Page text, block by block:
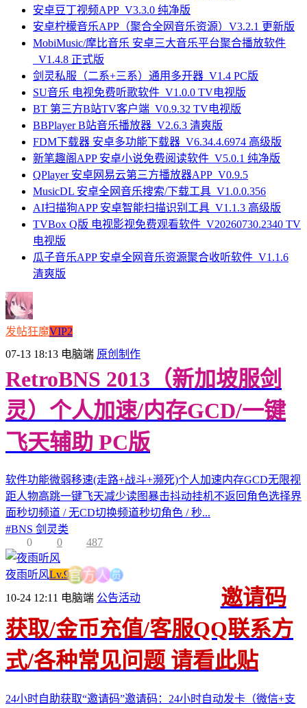
安卓豆丁视频APP_V3.3.0 纯净版
安卓柠檬音乐APP（聚合全网音乐资源）V3.2.1 更新版
MobiMusic/摩比音乐 安卓三大音乐平台聚合播放软件
_V1.4.8 正式版
剑灵私服（二系+三系）通用多开器_V1.4 PC版
SU音乐 电视免费听歌软件_V1.0.0 TV电视版
BT 第三方B站TV客户端_V0.9.32 TV电视版
BBPlayer B站音乐播放器_V2.6.3 清爽版
FDM下载器 安卓多功能下载器_V6.34.4.6974 高级版
新笔趣阁APP 安卓小说免费阅读软件_V5.0.1 纯净版
QPlayer 安卓网易云第三方播放器APP_V0.9.5
MusicDL 安卓全网音乐搜索/下载工具_V1.0.0.356
AI扫描狗APP 安卓智能扫描识别工具_V1.1.3 高级版
TVBox Q版 电视影视免费观看软件_V20260730.2340 TV
电视版
瓜子音乐APP 安卓全网音乐资源聚合收听软件_V1.1.6
清爽版
发帖狂魔VIP2
07-13 18:13 电脑端 原创制作
RetroBNS 2013（新加坡服剑
灵）个人加速/内存GCD/一键
飞天辅助 PC版
软件功能微弱移速(走路+战斗+濒死)个人加速内存GCD无限视
距人物高跳一键飞天减少读图暴击抖动挂机不返回角色选择界
面秒切频道 / 无CD切换频道秒切角色 / 秒...
#BNS 剑灵类
0
0 487
夜雨听风Lv.9官 方人员
10-24 12:11 电脑端 公告活动
邀请码
获取/金币充值/客服QQ联系方
式/各种常见问题 请看此贴
24小时自助获取“邀请码”邀请码：24小时自动发卡（微信+支